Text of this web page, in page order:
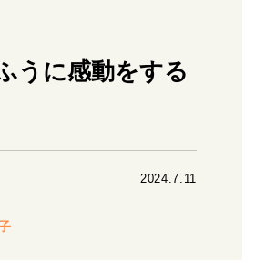
一生
うに感動をする
2024.7.11